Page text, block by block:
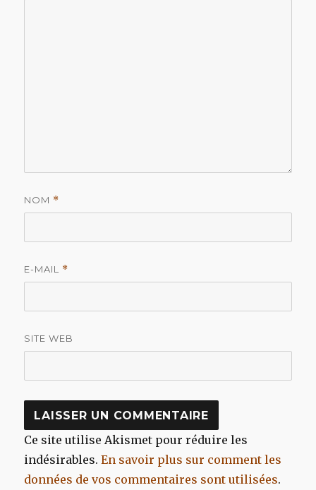
NOM *
E-MAIL *
SITE WEB
Ce site utilise Akismet pour réduire les
indésirables.En savoir plus sur comment les
données de vos commentaires sont utilisées.